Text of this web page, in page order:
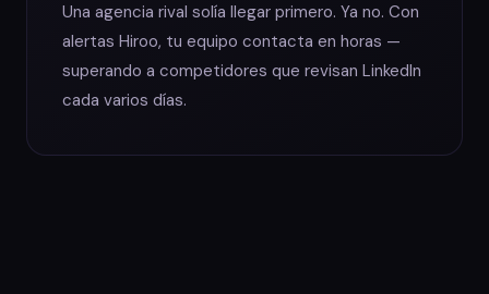
Una agencia rival solía llegar primero. Ya no. Con
alertas Hiroo, tu equipo contacta en horas —
superando a competidores que revisan LinkedIn
cada varios días.